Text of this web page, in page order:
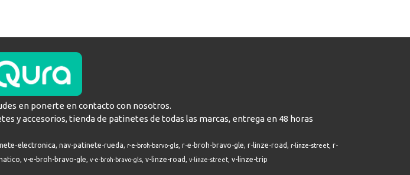
en ponerte en contacto con nosotros.
y accesorios, tienda de patinetes de todas las marcas, entrega en 48 horas
electronica nav-patinete-rueda r-e-broh-barvo-gls r-e-broh-bravo-gle r-linze-road r-linze-street r-
v-e-broh-bravo-gle v-e-broh-bravo-gls v-linze-road v-linze-street v-linze-trip